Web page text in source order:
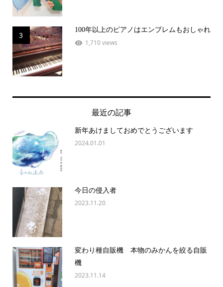
3
100年以上のピアノはエンブレムもおしゃれ
1,710 views
最近の記事
新年あけましておめでとうございます
2024.01.01
今日の侵入者
2023.11.20
変わり種自販機 本物のみかんを絞る自販
機
2023.11.14